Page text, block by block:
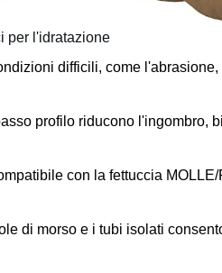
per l'idratazione
difficili, come
profilo riducono l'ingombro,
con la fettuccia
di morso e i tubi isolati